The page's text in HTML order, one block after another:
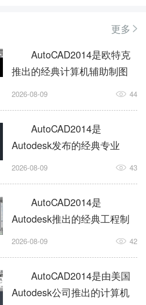
更多
AutoCAD2014是欧特克
推出的经典计算机辅助制图
工具，主打稳定2D施工图绘
行业工程设计。版本新增图
纸标签页、实景地理地图、
协同设计交流模块，优化命
令行智能纠错与图层批量管
理，支持Win8触屏操作、点
云扫描数据导入，兼容各类
DWG图纸格式，文件互通...
2026-08-09 44
AutoCAD2014是
Autodesk发布的经典专业
CAD制图设计软件，是工程
绘图工具。软件专注精准二
维绘图、图纸编辑、参数化
设计及基础三维建模，广泛
应用于建筑设计、机械制
造、土木工程、室内设计等
多个行业。软件优化绘图流
畅度与文件兼容性，支持参
2026-08-09 43
AutoCAD2014是
Autodesk推出的经典工程制
图设计软件，主打高效精准
建模作业，适配建筑、机
械、市政、室内设计等多行
业场景。软件优化运行机制
2026-08-09 42
AutoCAD2014是由美国
Autodesk公司推出的计算机